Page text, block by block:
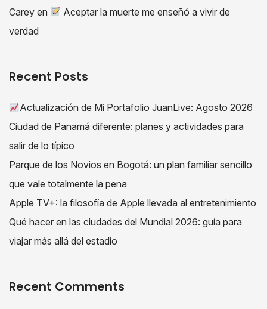
Carey en
Aceptar la muerte me enseñó a vivir de
verdad
Recent Posts
Actualización de Mi Portafolio JuanLive: Agosto 2026
Ciudad de Panamá diferente: planes y actividades para
salir de lo típico
Parque de los Novios en Bogotá: un plan familiar sencillo
que vale totalmente la pena
Apple TV+: la filosofía de Apple llevada al entretenimiento
Qué hacer en las ciudades del Mundial 2026: guía para
viajar más allá del estadio
Recent Comments